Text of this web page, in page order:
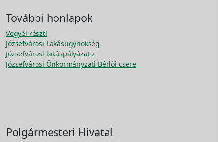
További honlapok
Vegyél részt!
Józsefvárosi Lakásügynökség
Józsefvárosi lakáspályázato
Józsefvárosi Önkormányzati Bérlői csere
Polgármesteri Hivatal